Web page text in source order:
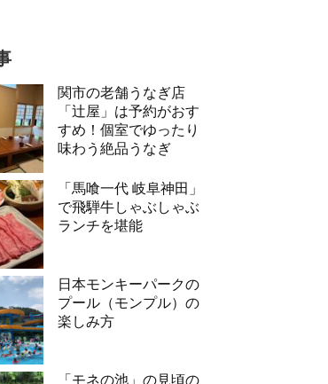
関市の老舗うなぎ店
「辻屋」は予約がおす
すめ！個室でゆったり
味わう絶品うなぎ
「馬喰一代 岐阜神田」
で飛騨牛しゃぶしゃぶ
ランチを堪能
日本モンキーパークの
プール（モンプル）の
楽しみ方
「モネの池」の見頃の